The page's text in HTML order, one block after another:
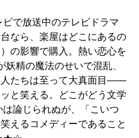
で放送中のテレビドラマ
台なら、楽屋はどこにあるの
の影響で購入。熱い恋心を
妖精の魔法のせいで混乱、
人たちは至って大真面目——
と笑える。どこがどう文学
論じられぬが、「こいつ
えるコメディーであること